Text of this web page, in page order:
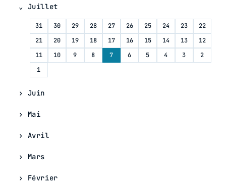
Juillet
31 30 29 28 27 26 25 24 23
22
21
20 19 18 17 16 15 14 13
12
11
10 9 8 7 6 5 4 3
2
1
Juin
Mai
Avril
Mars
Février